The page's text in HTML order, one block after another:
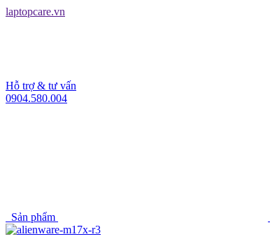
laptopcare.vn
Hỗ trợ & tư vấn
0904.580.004
Sản phẩm